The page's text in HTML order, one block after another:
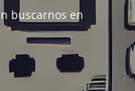
buscarnos en